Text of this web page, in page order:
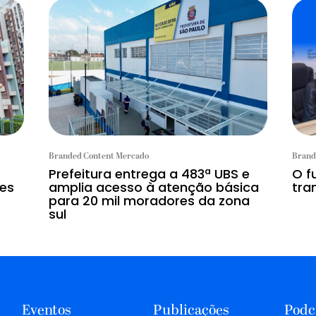
Branded Content Mercado
Prefeitura entrega a 483ª UBS e
amplia acesso à atenção básica
para 20 mil moradores da zona
sul
O
Eventos Publicações